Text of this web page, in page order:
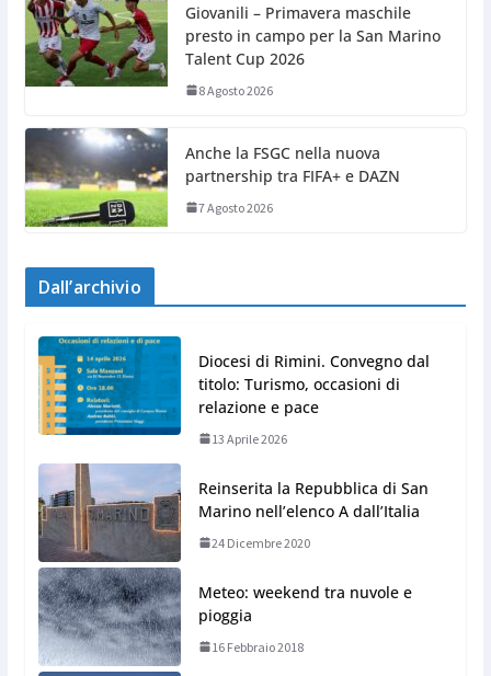
Giovanili – Primavera maschile
presto in campo per la San Marino
Talent Cup 2026
8 Agosto 2026
Anche la FSGC nella nuova
partnership tra FIFA+ e DAZN
7 Agosto 2026
Dall’archivio
Diocesi di Rimini. Convegno dal
titolo: Turismo, occasioni di
relazione e pace
13 Aprile 2026
Reinserita la Repubblica di San
Marino nell’elenco A dall’Italia
24 Dicembre 2020
Meteo: weekend tra nuvole e
pioggia
16 Febbraio 2018